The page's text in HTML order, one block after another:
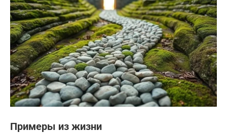
Примеры из жизни